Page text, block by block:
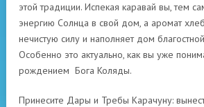
этой традиции. Испекая каравай вы, тем
энергию Солнца в свой дом, а аромат
нечистую силу и наполняет дом
Особенно это актуально, как вы уже
рождением Бога Коляды.
Принесите Дары и Требы Карачуну: